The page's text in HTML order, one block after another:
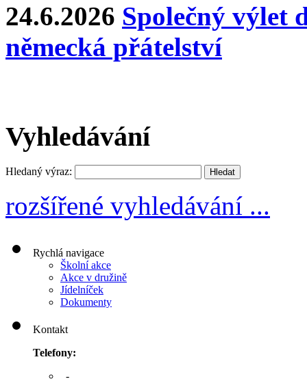
24.6.2026 Společný výlet
německá přátelství
Vyhledávání
Hledaný výraz:
rozšířené vyhledávání ...
Rychlá navigace
Školní akce
Akce v družině
Jídelníček
Dokumenty
Kontakt
Telefony:
-